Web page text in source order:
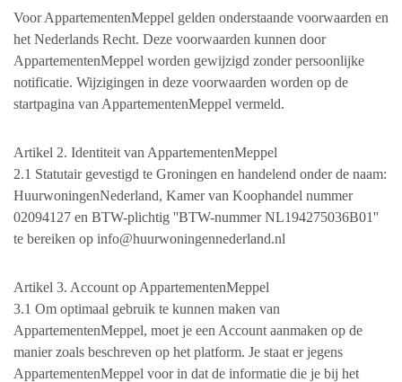
Voor AppartementenMeppel gelden onderstaande voorwaarden en
het Nederlands Recht. Deze voorwaarden kunnen door
AppartementenMeppel worden gewijzigd zonder persoonlijke
notificatie. Wijzigingen in deze voorwaarden worden op de
startpagina van AppartementenMeppel vermeld.
Artikel 2. Identiteit van AppartementenMeppel
2.1 Statutair gevestigd te Groningen en handelend onder de naam:
HuurwoningenNederland, Kamer van Koophandel nummer
02094127 en BTW-plichtig ''BTW-nummer NL194275036B01''
te bereiken op info@huurwoningennederland.nl
Artikel 3. Account op AppartementenMeppel
3.1 Om optimaal gebruik te kunnen maken van
AppartementenMeppel, moet je een Account aanmaken op de
manier zoals beschreven op het platform. Je staat er jegens
AppartementenMeppel voor in dat de informatie die je bij het